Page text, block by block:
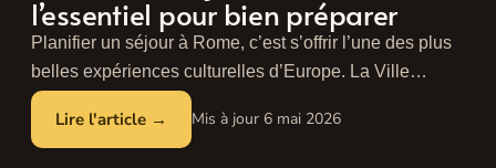
l’essentiel pour bien préparer
Planifier un séjour à Rome, c’est s’offrir l’une des plus
belles expériences culturelles d’Europe. La Ville
Éternelle fascine depuis des siècles : ...
6 mai 2026